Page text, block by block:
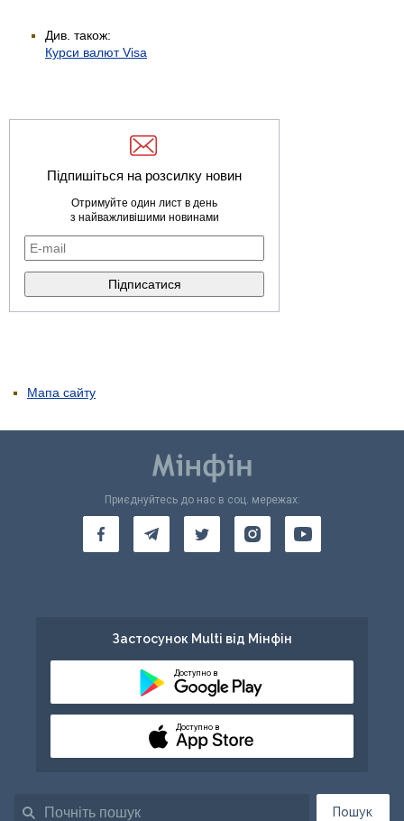
Див. також:
Курси валют Visa
Підпишіться на розсилку новин
Отримуйте один лист в день
з найважливішими новинами
Мапа сайту
Пошук
Приєднуйтесь до нас в соц. мережах:
Застосунок Multi від Мінфін
Доступно в
Доступно в